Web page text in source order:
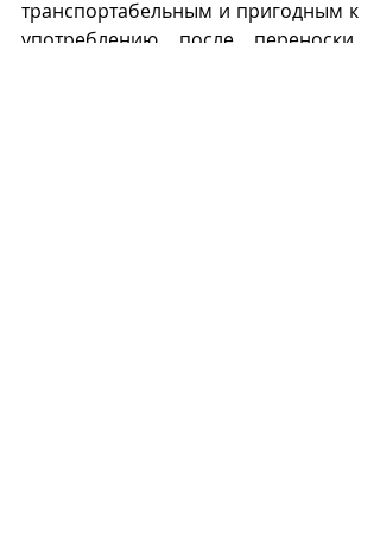
транспортабельным и пригодным к
употреблению после переноски,